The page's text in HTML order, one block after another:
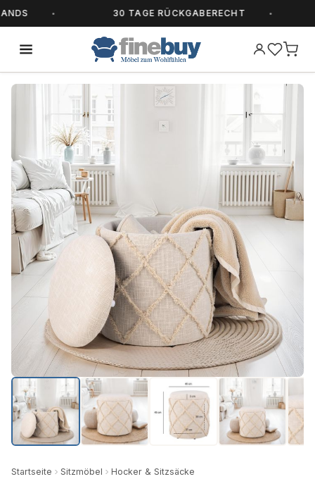
30 TAGE RÜCKGABERECHT
Startseite Sitzmöbel
Hocker & Sitzsäcke